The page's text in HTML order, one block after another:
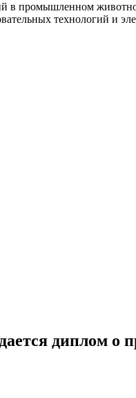
в промышленном
технологий и
диплом о